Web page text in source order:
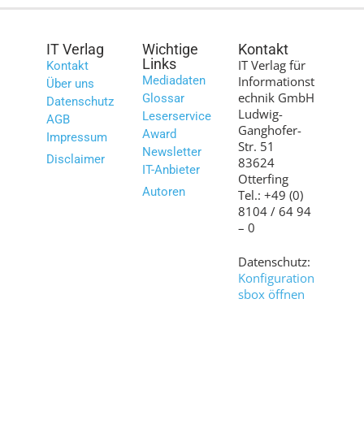
IT Verlag
Kontakt
Über uns
Datenschutz
AGB
Impressum
Disclaimer
Wichtige
Links
Mediadaten
Glossar
Leserservice
Award
Newsletter
IT-Anbieter
Autoren
Kontakt
IT Verlag für
Informationst
echnik GmbH
Ludwig-
Ganghofer-
Str. 51
83624
Otterfing
Tel.: +49 (0)
8104 / 64 94
– 0
Datenschutz:
Konfiguration
sbox öffnen